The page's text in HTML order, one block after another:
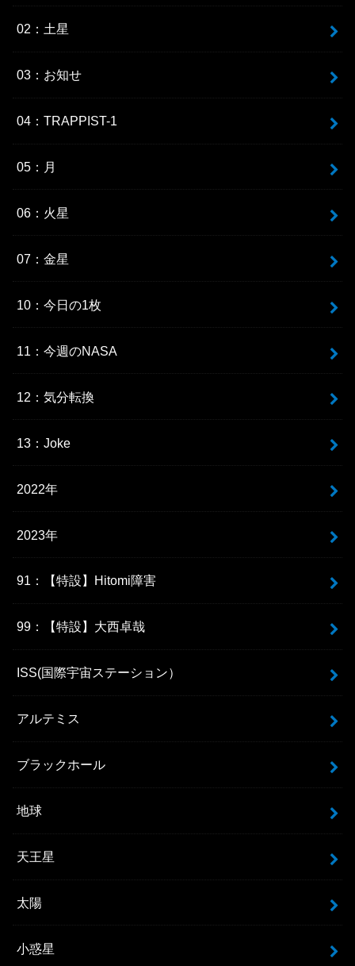
02：土星
03：お知せ
04：TRAPPIST-1
05：月
06：火星
07：金星
10：今日の1枚
11：今週のNASA
12：気分転換
13：Joke
2022年
2023年
91：【特設】Hitomi障害
99：【特設】大西卓哉
ISS(国際宇宙ステーション）
アルテミス
ブラックホール
地球
天王星
太陽
小惑星